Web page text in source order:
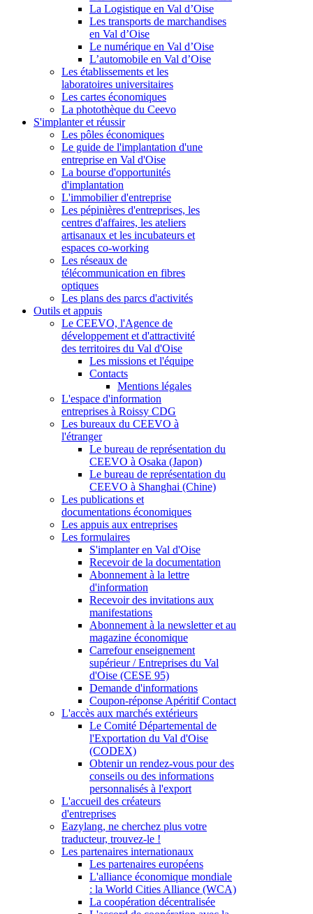
La Logistique en Val d’Oise
Les transports de marchandises
en Val d’Oise
Le numérique en Val d’Oise
L’automobile en Val d’Oise
Les établissements et les
laboratoires universitaires
Les cartes économiques
La photothèque du Ceevo
S'implanter et réussir
Les pôles économiques
Le guide de l'implantation d'une
entreprise en Val d'Oise
La bourse d'opportunités
d'implantation
L'immobilier d'entreprise
Les pépinières d'entreprises, les
centres d'affaires, les ateliers
artisanaux et les incubateurs et
espaces co-working
Les réseaux de
télécommunication en fibres
optiques
Les plans des parcs d'activités
Outils et appuis
Le CEEVO, l'Agence de
développement et d'attractivité
des territoires du Val d'Oise
Les missions et l'équipe
Contacts
Mentions légales
L'espace d'information
entreprises à Roissy CDG
Les bureaux du CEEVO à
l'étranger
Le bureau de représentation du
CEEVO à Osaka (Japon)
Le bureau de représentation du
CEEVO à Shanghai (Chine)
Les publications et
documentations économiques
Les appuis aux entreprises
Les formulaires
S'implanter en Val d'Oise
Recevoir de la documentation
Abonnement à la lettre
d'information
Recevoir des invitations aux
manifestations
Abonnement à la newsletter et au
magazine économique
Carrefour enseignement
supérieur / Entreprises du Val
d'Oise (CESE 95)
Demande d'informations
Coupon-réponse Apéritif Contact
L'accès aux marchés extérieurs
Le Comité Départemental de
l'Exportation du Val d'Oise
(CODEX)
Obtenir un rendez-vous pour des
conseils ou des informations
personnalisés à l'export
L'accueil des créateurs
d'entreprises
Eazylang, ne cherchez plus votre
traducteur, trouvez-le !
Les partenaires internationaux
Les partenaires européens
L'alliance économique mondiale
: la World Cities Alliance (WCA)
La coopération décentralisée